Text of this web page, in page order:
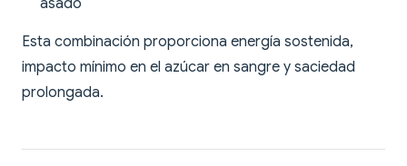
asado
Esta combinación proporciona energía sostenida,
impacto mínimo en el azúcar en sangre y saciedad
prolongada.